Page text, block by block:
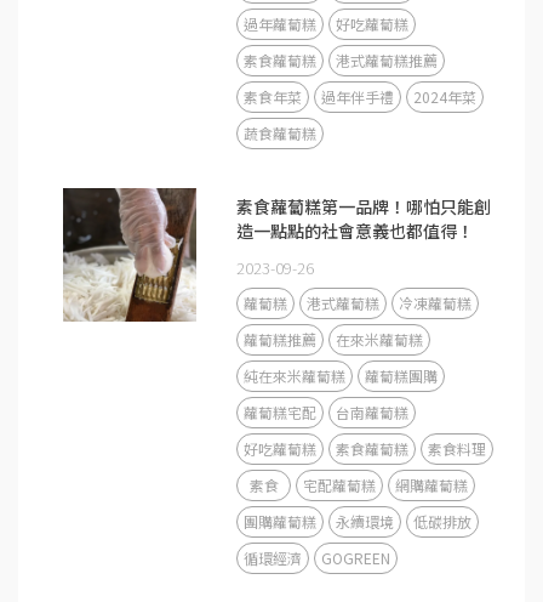
過年蘿蔔糕
好吃蘿蔔糕
素食蘿蔔糕
港式蘿蔔糕推薦
素食年菜
過年伴手禮
2024年菜
蔬食蘿蔔糕
素食蘿蔔糕第一品牌！哪怕只能創
造一點點的社會意義也都值得！
2023-09-26
蘿蔔糕 港式蘿蔔糕
冷凍蘿蔔糕
蘿蔔糕推薦
在來米蘿蔔糕
純在來米蘿蔔糕
蘿蔔糕團購
蘿蔔糕宅配
台南蘿蔔糕
好吃蘿蔔糕
素食蘿蔔糕
素食料理
素食
宅配蘿蔔糕
網購蘿蔔糕
團購蘿蔔糕
永續環境
低碳排放
循環經濟
GOGREEN